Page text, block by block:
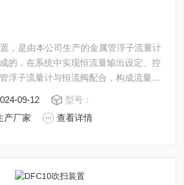
，是由本公司生产的金属管浮子流量计
的，在系统中实现恒流量输出设定、控
浮子流量计与恒流阀配合，构成流量吹
并确保流量恒定输出。
09-12
型号：
产厂家 查看详情